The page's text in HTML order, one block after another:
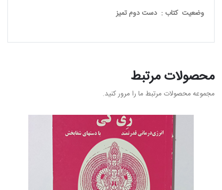
وضعیت کتاب : دست دوم تمیز
محصولات مرتبط
مجموعه محصولات مرتبط ما را مرور کنید.